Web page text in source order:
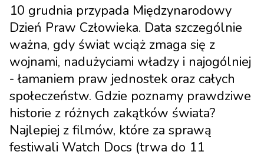
10 grudnia przypada Międzynarodowy
Dzień Praw Człowieka. Data szczególnie
ważna, gdy świat wciąż zmaga się z
wojnami, nadużyciami władzy i najogólniej
- łamaniem praw jednostek oraz całych
społeczeństw. Gdzie poznamy prawdziwe
historie z różnych zakątków świata?
Najlepiej z filmów, które za sprawą
festiwali Watch Docs (trwa do 11